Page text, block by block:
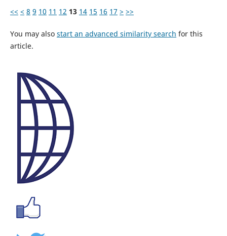
<< < 8 9 10 11 12 13 14 15 16 17 > >>
You may also start an advanced similarity search for this
article.